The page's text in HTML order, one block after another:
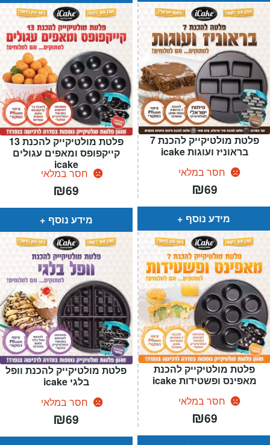
פלטת מולטיקייק להכנת 13
קייקפופס ומאפים עגולים
icake
חסר במלאי
₪69
מידע נוסף
פלטת מולטיקייק להכנת 7
בראוניז ועוגות icake
חסר במלאי
₪69
מידע נוסף
פלטת מולטיקייק להכנת וופל
בלגי icake
חסר במלאי
₪69
פלטת מולטיקייק להכנת
מאפינס ופשטידות icake
חסר במלאי
₪69